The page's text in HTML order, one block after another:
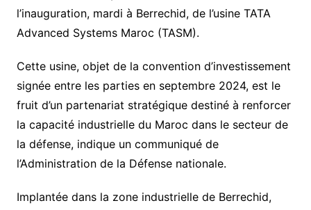
l’inauguration, mardi à Berrechid, de l’usine TATA
Advanced Systems Maroc (TASM).
Cette usine, objet de la convention d’investissement
signée entre les parties en septembre 2024, est le
fruit d’un partenariat stratégique destiné à renforcer
la capacité industrielle du Maroc dans le secteur de
la défense, indique un communiqué de
l’Administration de la Défense nationale.
Implantée dans la zone industrielle de Berrechid,